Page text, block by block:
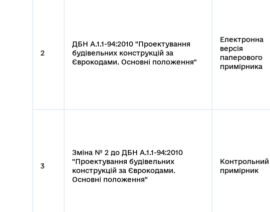
2
ДБН А.1.1-94:2010 "Проектування
будівельних конструкцій за
Єврокодами. Основні положення"
Електронна
версія
паперового
примірника
3
Зміна № 2 до ДБН А.1.1-94:2010
"Проектування будівельних
конструкцій за Єврокодами.
Основні положення"
Контрольний
примірник